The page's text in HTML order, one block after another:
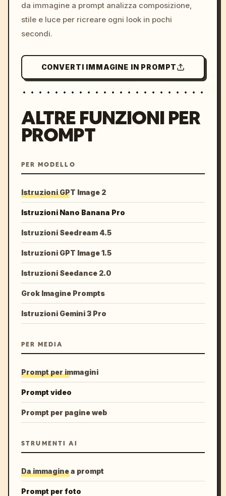
da immagine a prompt analizza composizione,
stile e luce per ricreare ogni look in pochi
secondi.
CONVERTI IMMAGINE IN PROMPT
ALTRE FUNZIONI PER
PROMPT
PER MODELLO
Istruzioni GPT Image 2
Istruzioni Nano Banana Pro
Istruzioni Seedream 4.5
Istruzioni GPT Image 1.5
Istruzioni Seedance 2.0
Grok Imagine Prompts
Istruzioni Gemini 3 Pro
PER MEDIA
Prompt per immagini
Prompt video
Prompt per pagine web
STRUMENTI AI
Da immagine a prompt
Prompt per foto